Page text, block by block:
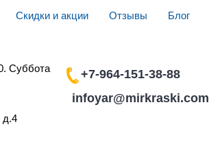
Скидки и акции Отзывы Блог
Суббота
д.4
+7-964-151-38-88
infoyar@mirkraski.com